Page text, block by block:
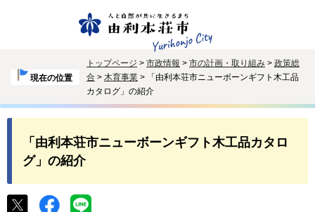
現在の位置
トップページ > 市政情報 > 市の計画・取り組み > 政策総
合 > 木育事業 > 「由利本荘市ニューボーンギフト木工品
カタログ」の紹介
「由利本荘市ニューボーンギフト木工品カタロ
グ」の紹介